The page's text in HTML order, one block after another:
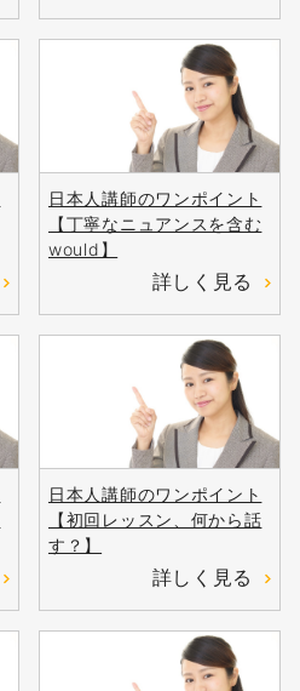
日本人講師のワンポイント
【丁寧なニュアンスを含む
would】
詳しく見る
日本人講師のワンポイント
【初回レッスン、何から話
す？】
詳しく見る